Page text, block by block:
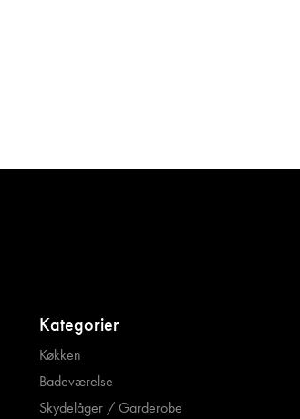
Kategorier
Køkken
Badeværelse
Skydelåger / Garderobe